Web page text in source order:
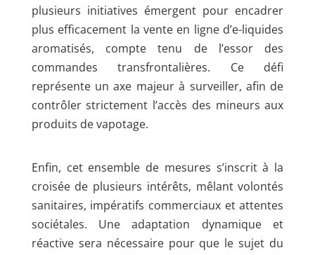
plusieurs initiatives émergent pour encadrer
plus efficacement la vente en ligne d’e-liquides
aromatisés, compte tenu de l’essor des
commandes transfrontalières. Ce défi
représente un axe majeur à surveiller, afin de
contrôler strictement l’accès des mineurs aux
produits de vapotage.
Enfin, cet ensemble de mesures s’inscrit à la
croisée de plusieurs intérêts, mêlant volontés
sanitaires, impératifs commerciaux et attentes
sociétales. Une adaptation dynamique et
réactive sera nécessaire pour que le sujet du